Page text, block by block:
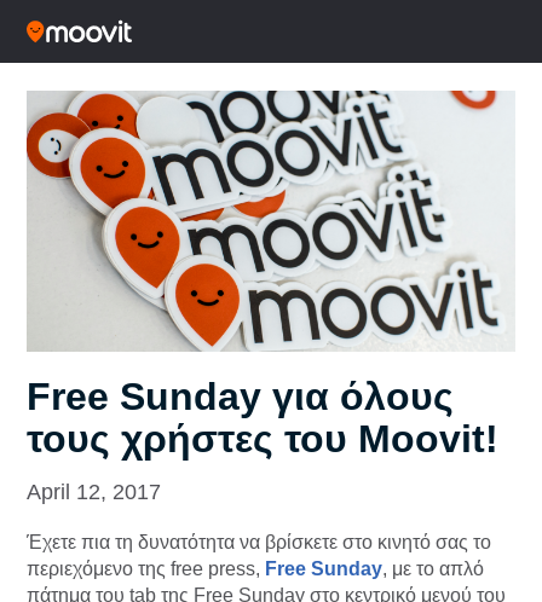
Free Sunday για όλους
τους χρήστες του Moovit!
April 12, 2017
Έχετε πια τη δυνατότητα να βρίσκετε στο κινητό σας το
περιεχόμενο της free press, Free Sunday, με το απλό
πάτημα του tab της Free Sunday στο κεντρικό μενού του